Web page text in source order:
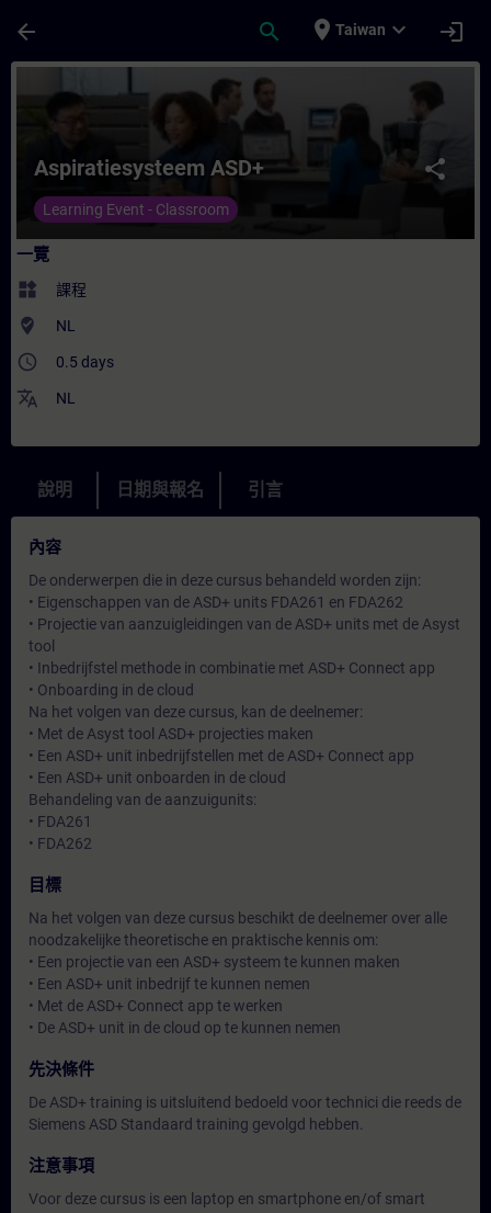
arrow_back search place Taiwan expand_more login
課程 - Aspiratiesysteem ASD+ - 培訓 - 培
share
Aspiratiesysteem ASD+
Learning Event - Classroom
一覽
widgets 課程
where_to_vote NL
access_time 0.5 days
translate NL
說明 日期與報名 引言
內容
De onderwerpen die in deze cursus behandeld worden zijn:
• Eigenschappen van de ASD+ units FDA261 en FDA262
• Projectie van aanzuigleidingen van de ASD+ units met de Asyst
tool
• Inbedrijfstel methode in combinatie met ASD+ Connect app
• Onboarding in de cloud
Na het volgen van deze cursus, kan de deelnemer:
• Met de Asyst tool ASD+ projecties maken
• Een ASD+ unit inbedrijfstellen met de ASD+ Connect app
• Een ASD+ unit onboarden in de cloud
Behandeling van de aanzuigunits:
• FDA261
• FDA262
目標
Na het volgen van deze cursus beschikt de deelnemer over alle
noodzakelijke theoretische en praktische kennis om:
• Een projectie van een ASD+ systeem te kunnen maken
• Een ASD+ unit inbedrijf te kunnen nemen
• Met de ASD+ Connect app te werken
• De ASD+ unit in de cloud op te kunnen nemen
先決條件
De ASD+ training is uitsluitend bedoeld voor technici die reeds de
Siemens ASD Standaard training gevolgd hebben.
注意事項
Voor deze cursus is een laptop en smartphone en/of smart